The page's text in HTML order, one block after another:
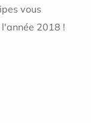
vous
2018 !